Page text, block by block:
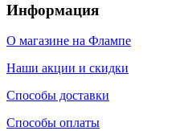
Информация
О магазине на Флампе
Наши акции и скидки
Способы доставки
Способы оплаты